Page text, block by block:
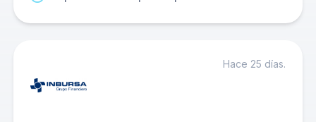
Hace 25 días.